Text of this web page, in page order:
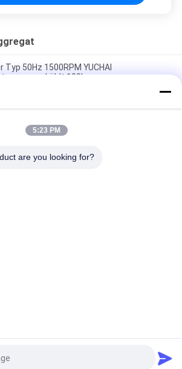
50Hz 1500RPM YUCHAI
wassergekühlt 100kva
Dieselaggregat Ultra Silent
Generator Set 150kva Powered 50HZ
Sie ein Angebot
5:23 PM
are you looking for?